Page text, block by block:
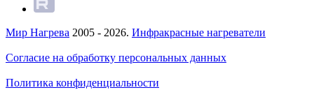
Мир Нагрева 2005 - 2026. Инфракрасные нагреватели
Согласие на обработку персональных данных
Политика конфиденциальности